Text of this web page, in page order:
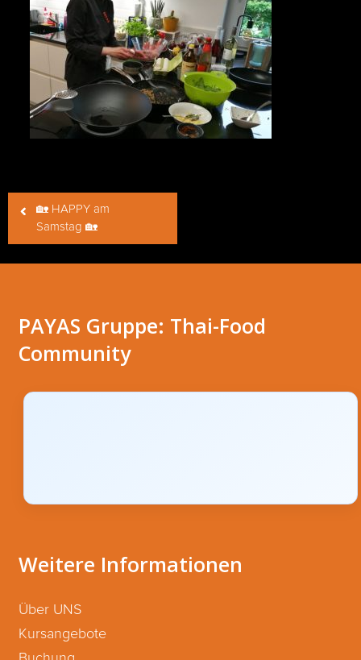
Beitragsnavigation
🏡 HAPPY am
Samstag 🏡
PAYAS Gruppe: Thai-Food
Community
Weitere Informationen
Über UNS
Kursangebote